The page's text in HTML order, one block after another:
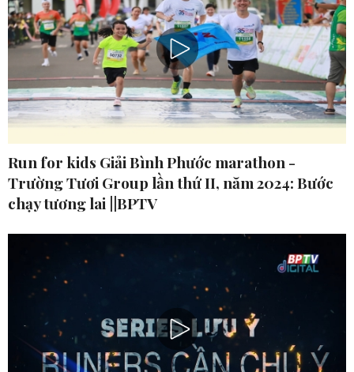
Run for kids Giải Bình Phước marathon -
Trường Tươi Group lần thứ II, năm 2024: Bước
chạy tương lai ||BPTV